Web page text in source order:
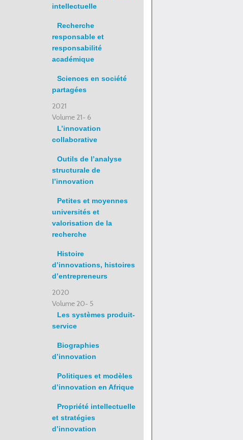
intellectuelle
Recherche
responsable et
responsabilité
académique
Sciences en société
partagées
2021
Volume 21- 6
L’innovation
collaborative
Outils de l’analyse
structurale de
l’innovation
Petites et moyennes
universités et
valorisation de la
recherche
Histoire
d’innovations, histoires
d’entrepreneurs
2020
Volume 20- 5
Les systèmes produit-
service
Biographies
d’innovation
Politiques et modèles
d’innovation en Afrique
Propriété intellectuelle
et stratégies
d’innovation